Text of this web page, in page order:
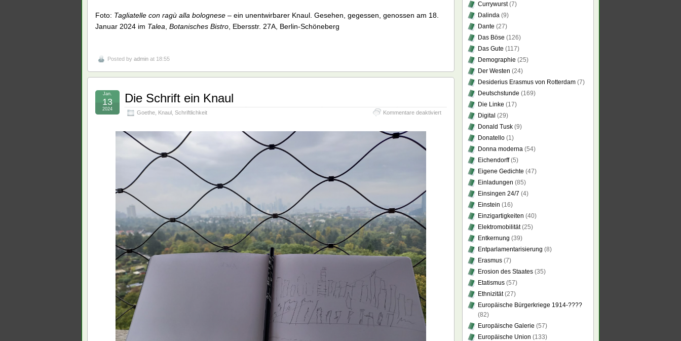
Foto: Tagliatelle con ragù alla bolognese – ein unentwirbarer Knaul. Gesehen, gegessen, genossen am 18.
Januar 2024 im Talea Botanisches Bistro , Ebersstr. 27A, Berlin-Schöneberg
Posted by admin at 18:55
Die Schrift ein Knaul
Goethe Knaul Schriftlichkeit Kommentare deaktiviertfür
Jan.
13
2024
Currywurst(7)
Dalinda (9)
Dante (27)
Das Böse (126)
Das Gute (117)
Demographie (25)
Der Westen (24)
Desiderius Erasmus von Rotterdam (7)
Deutschstunde (169)
Die Linke (17)
Digital (29)
Donald Tusk (9)
Donatello (1)
Donna moderna (54)
Eichendorff(5)
Eigene Gedichte (47)
Einladungen (85)
Einsingen 24/7 (4)
Einstein (16)
Einzigartigkeiten (40)
Elektromobilität(25)
Entkernung (39)
Entparlamentarisierung (8)
Erasmus (7)
Erosion des Staates (35)
Etatismus (57)
Ethnizität(27)
Europäische Bürgerkriege 1914-????
(82)
Europäische Galerie (57)
Europäische Union (133)